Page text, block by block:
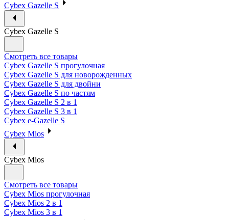
Cybex Gazelle S
Cybex Gazelle S
Смотреть все товары
Cybex Gazelle S прогулочная
Cybex Gazelle S для новорожденных
Cybex Gazelle S для двойни
Cybex Gazelle S по частям
Cybex Gazelle S 2 в 1
Cybex Gazelle S 3 в 1
Cybex e-Gazelle S
Cybex Mios
Cybex Mios
Смотреть все товары
Cybex Mios прогулочная
Cybex Mios 2 в 1
Cybex Mios 3 в 1